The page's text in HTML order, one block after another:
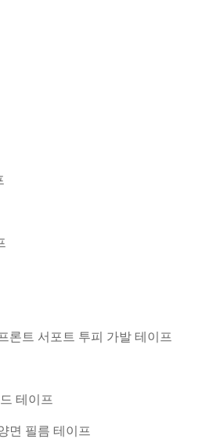
론트 서포트 투피 가발 테이프
테이프
면 필름 테이프